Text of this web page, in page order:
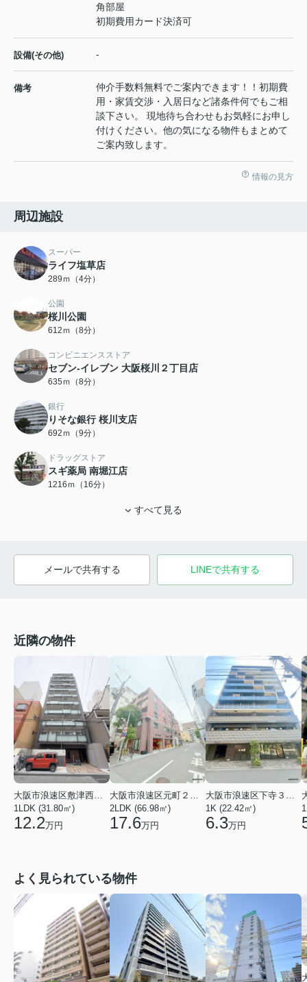
角部屋
初期費用カード決済可
設備(その他) -
備考
仲介手数料無料でご案内できます！！初期費
用・家賃交渉・入居日など諸条件何でもご相
談下さい。 現地待ち合わせもお気軽にお申し
付けください。他の気になる物件もまとめて
ご案内致します。
情報の見方
周辺施設
スーパー
ライフ塩草店
289ｍ（4分）
公園
桜川公園
612ｍ（8分）
コンビニエンスストア
セブン-イレブン 大阪桜川２丁目店
635ｍ（8分）
銀行
りそな銀行 桜川支店
692ｍ（9分）
ドラッグストア
スギ薬局 南堀江店
1216ｍ（16分）
すべて見る
メールで共有する LINEで共有する
近隣の物件
大阪市浪速区敷津西２丁目
1LDK (31.80㎡)
12.2万円
大阪市浪速区元町２丁目
2LDK (66.98㎡)
17.6万円
大阪市浪速区下寺３丁目
1K (22.42㎡)
6.3万円
よく見られている物件